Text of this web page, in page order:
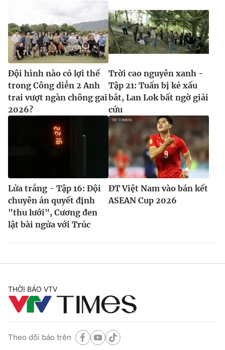
Đội hình nào có lợi thế
trong Công diễn 2 Anh
trai vượt ngàn chông gai
2026?
Trời cao nguyên xanh -
Tập 21: Tuấn bị kẻ xấu
bắt, Lan Lok bất ngờ giải
cứu
Lửa trắng - Tập 16: Đội
chuyên án quyết định
"thu lưới", Cương đen
lật bài ngửa với Trúc
ĐT Việt Nam vào bán kết
ASEAN Cup 2026
THỜI BÁO VTV
Theo dõi báo trên